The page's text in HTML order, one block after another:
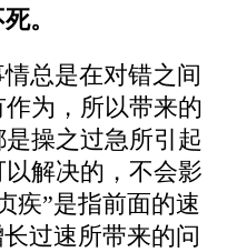
。
总是在对错之间
为，所以带来的
操之过急所引起
解决的，不会影
疾”是指前面的速
过速所带来的问